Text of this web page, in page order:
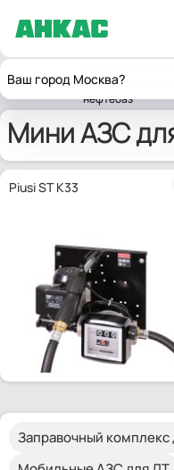
Ваш город Москва?
Главная
нефтебаз
Мини АЗС
Piusi ST K33
Заправочный комплекс